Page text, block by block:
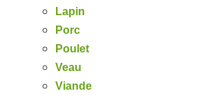
Lapin
Porc
Poulet
Veau
Viande